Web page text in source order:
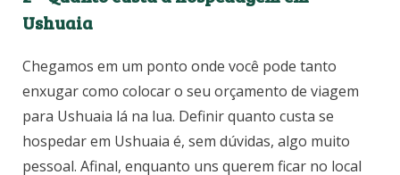
Ushuaia
Chegamos em um ponto onde você pode tanto
enxugar como colocar o seu orçamento de viagem
para Ushuaia lá na lua. Definir quanto custa se
hospedar em Ushuaia é, sem dúvidas, algo muito
pessoal. Afinal, enquanto uns querem ficar no local